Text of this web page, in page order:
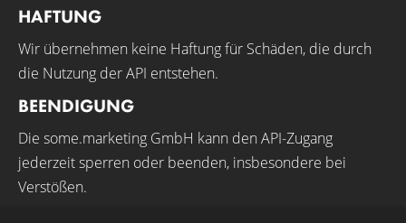
HAFTUNG
Wir übernehmen keine Haftung für Schäden, die durch
die Nutzung der API entstehen.
BEENDIGUNG
Die some.marketing GmbH kann den API-Zugang
jederzeit sperren oder beenden, insbesondere bei
Verstößen.